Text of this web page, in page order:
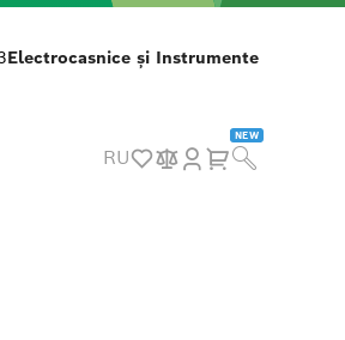
Electrocasnice și Instrumente
RU
NEW